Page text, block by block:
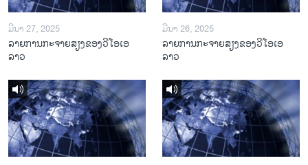
ມີນາ 27, 2025
ລາຍການກະຈາຍສຽງຂອງວີໂອເອ
ລາວ
ມີນາ 26, 2025
ລາຍການກະຈາຍສຽງຂອງວີໂອເອ
ລາວ